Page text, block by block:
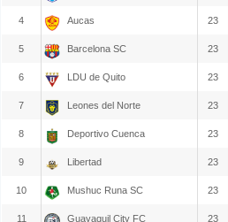
4 Aucas 23
5 Barcelona SC 23
6 LDU de Quito 23
7 Leones del Norte 23
8 Deportivo Cuenca 23
9 Libertad 23
10 Mushuc Runa SC 23
11 Guayaquil City FC 23